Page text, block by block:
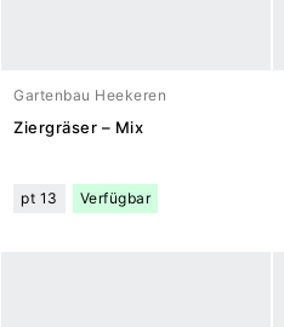
Gartenbau Heekeren
Ziergräser – Mix
pt 13 Verfügbar